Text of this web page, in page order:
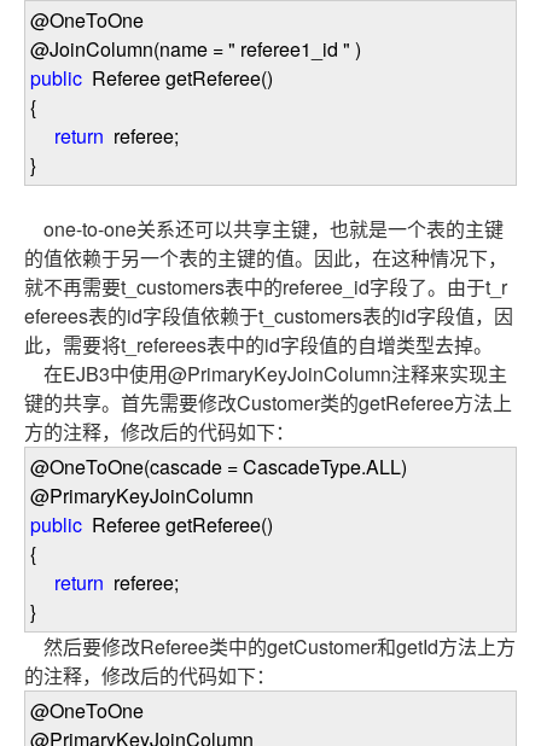
@OneToOne
@JoinColumn(name =" referee1_id " )
public Referee getReferee()
{
return referee;
}
one-to-one关系还可以共享主键，也就是一个表的主键
的值依赖于另一个表的主键的值。因此，在这种情况下，
就不再需要t_customers表中的referee_id字段了。由于t_r
eferees表的id字段值依赖于t_customers表的id字段值，因
此，需要将t_referees表中的id字段值的自增类型去掉。
在EJB3中使用@PrimaryKeyJoinColumn注释来实现主
键的共享。首先需要修改Customer类的getReferee方法上
方的注释，修改后的代码如下：
@OneToOne(cascade =CascadeType.ALL)
@PrimaryKeyJoinColumn
public Referee getReferee()
{
return referee;
}
然后要修改Referee类中的getCustomer和getId方法上方
的注释，修改后的代码如下：
@OneToOne
@PrimaryKeyJoinColumn